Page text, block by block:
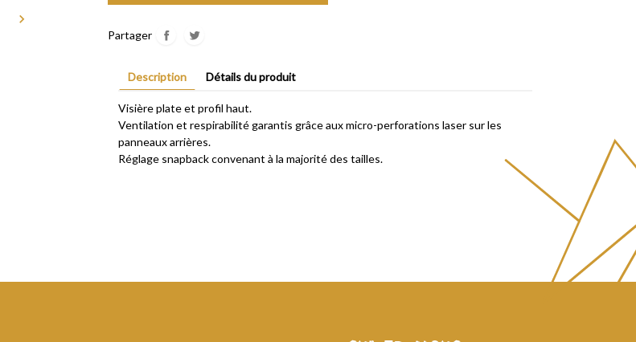

Partager
Description Détails du produit
Visière plate et profil haut.
Ventilation et respirabilité garantis grâce aux micro-perforations laser sur les
panneaux arrières.
Réglage snapback convenant à la majorité des tailles.